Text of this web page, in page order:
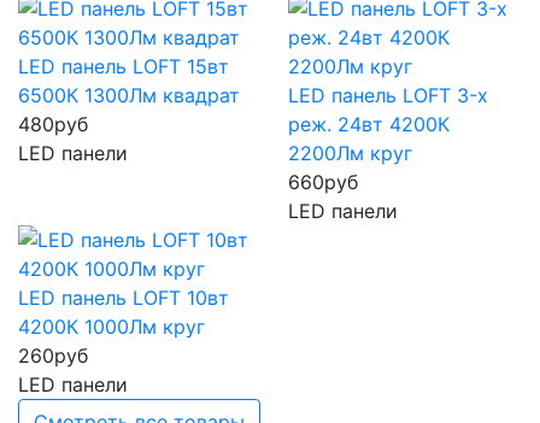
LED панель LOFT 15вт
6500К 1300Лм квадрат
480руб
LED панели
LED панель LOFT 3-х
реж. 24вт 4200К
2200Лм круг
660руб
LED панели
LED панель LOFT 10вт
4200К 1000Лм круг
260руб
LED панели